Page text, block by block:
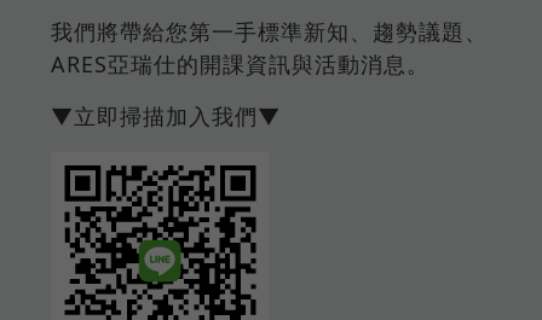
我們將帶給您第一手標準新知、趨勢議題、
ARES亞瑞仕的開課資訊與活動消息。
▼立即掃描加入我們▼